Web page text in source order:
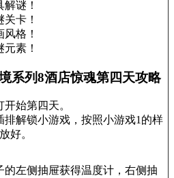
谜！
卡！
格！
素！
系列8酒店惊魂第四天攻略
始第四天。
排解锁小游戏，按照小游戏1的样
好。
的左侧抽屉获得温度计，右侧抽